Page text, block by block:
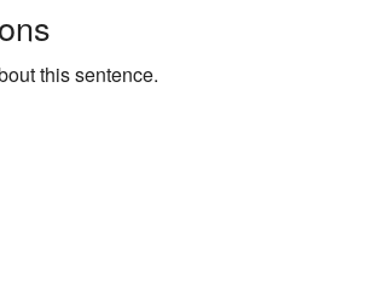
this sentence.